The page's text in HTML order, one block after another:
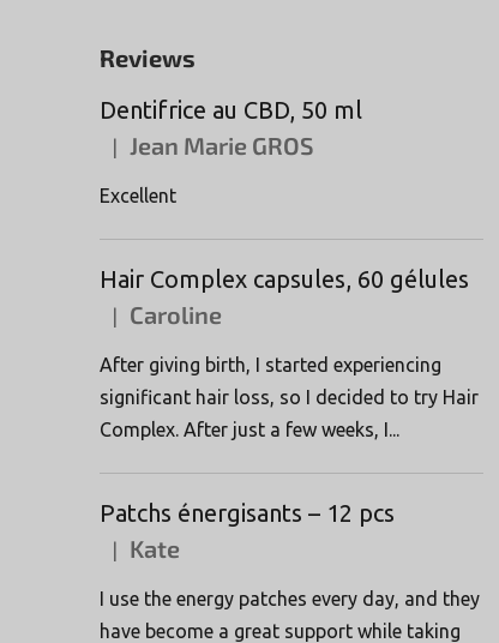
Reviews
Dentifrice au CBD, 50 ml
L'évaluation du produit est de 5 sur 5 étoiles.
Jean Marie GROS
Excellent
Hair Complex capsules, 60 gélules
L'évaluation du produit est de 5 sur 5 étoiles.
Caroline
After giving birth, I started experiencing
significant hair loss, so I decided to try Hair
Complex. After just a few weeks, I...
Patchs énergisants – 12 pcs
L'évaluation du produit est de 5 sur 5 étoiles.
Kate
I use the energy patches every day, and they
have become a great support while taking